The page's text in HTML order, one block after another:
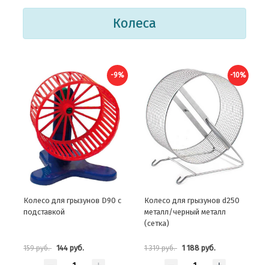
Колеса
-9%
Колесо для грызунов D90 с
подставкой
159 руб. 144 руб.
-10%
Колесо для грызунов d250
металл/черный металл
(сетка)
1 319 руб. 1 188 руб.